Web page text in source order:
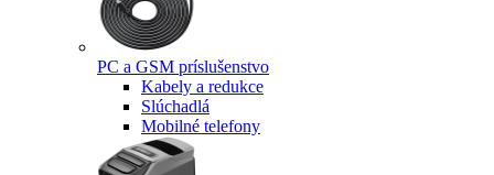
PC a GSM príslušenstvo
Kabely a redukce
Slúchadlá
Mobilné telefony